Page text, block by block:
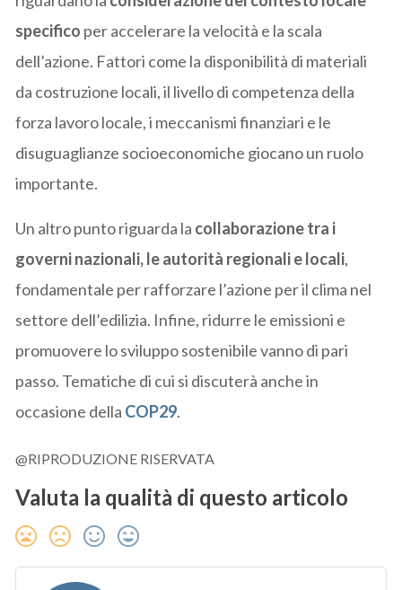
specifico per accelerare la velocità e la scala
dell’azione. Fattori come la disponibilità di materiali
da costruzione locali, il livello di competenza della
forza lavoro locale, i meccanismi finanziari e le
disuguaglianze socioeconomiche giocano un ruolo
importante.
Un altro punto riguarda la collaborazione tra i
governi nazionali, le autorità regionali e locali,
fondamentale per rafforzare l’azione per il clima nel
settore dell’edilizia. Infine, ridurre le emissioni e
promuovere lo sviluppo sostenibile vanno di pari
passo. Tematiche di cui si discuterà anche in
occasione della COP29.
@RIPRODUZIONE RISERVATA
Valuta la qualità di questo articolo